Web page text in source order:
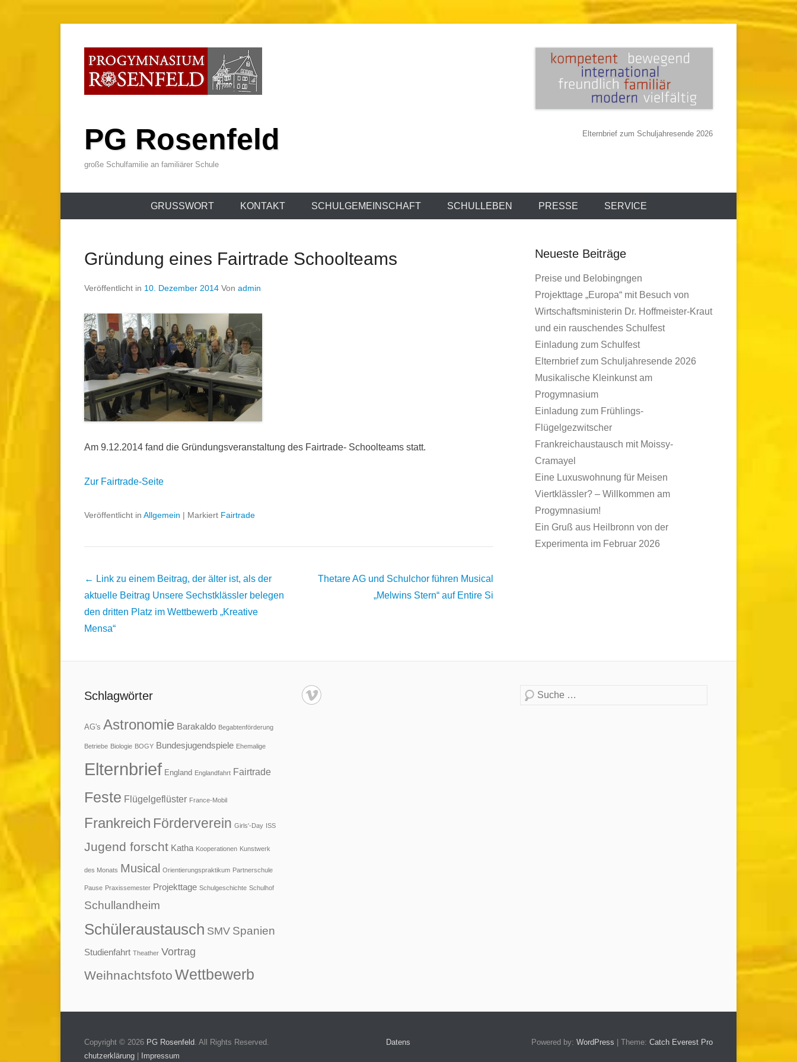
wechseln
PG Rosenfeld
große Schulfamilie an familiärer Schule
Elternbrief zum Schuljahresende 2026
GRUSSWORT KONTAKT SCHULGEMEINSCHAFT SCHULLEBEN PRESSE SERVICE
Gründung eines Fairtrade Schoolteams
Veröffentlicht in 10. Dezember 2014 Von admin
Am 9.12.2014 fand die Gründungsveranstaltung des Fairtrade- Schoolteams statt.
Zur Fairtrade-Seite
Veröffentlicht in Allgemein | Markiert Fairtrade
Beitrags
Übersicht
← Link zu einem Beitrag, der älter ist, als der
aktuelle Beitrag Unsere Sechstklässler belegen
den dritten Platz im Wettbewerb „Kreative
Mensa“
Thetare AG und Schulchor führen Musical
„Melwins Stern“ auf Entire Si
Neueste Beiträge
Preise und Belobingngen
Projekttage „Europa“ mit Besuch von
Wirtschaftsministerin Dr. Hoffmeister-Kraut
und ein rauschendes Schulfest
Einladung zum Schulfest
Elternbrief zum Schuljahresende 2026
Musikalische Kleinkunst am
Progymnasium
Einladung zum Frühlings-
Flügelgezwitscher
Frankreichaustausch mit Moissy-
Cramayel
Eine Luxuswohnung für Meisen
Viertklässler? – Willkommen am
Progymnasium!
Ein Gruß aus Heilbronn von der
Experimenta im Februar 2026
Schlagwörter
AG's Astronomie Barakaldo Begabtenförderung
Betriebe Biologie BOGY Bundesjugendspiele Ehemalige
Elternbrief England Englandfahrt Fairtrade
Feste Flügelgeflüster France-Mobil
Frankreich Förderverein Girls'-Day ISS
Jugend forscht Katha Kooperationen Kunstwerk
des Monats Musical Orientierungspraktikum Partnerschule
Pause Praxissemester Projekttage Schulgeschichte Schulhof
Schullandheim
Schüleraustausch SMV Spanien
Studienfahrt Theather Vortrag
Weihnachtsfoto Wettbewerb
Suche
Copyright © 2026 PG Rosenfeld. All Rights Reserved. Powered by: WordPress | Theme: Catch Everest Pro
Datens
chutzerklärung
Impressum